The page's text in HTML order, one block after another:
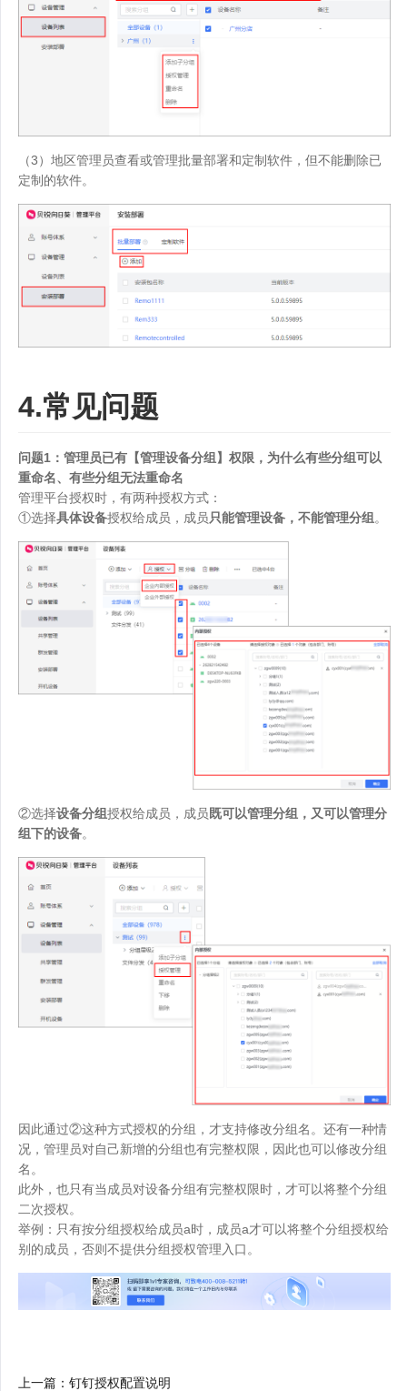
（3）地区管理员查看或管理批量部署和定制软件，但不能删除已
定制的软件。
4.常见问题
问题1：管理员已有【管理设备分组】权限，为什么有些分组可以
重命名、有些分组无法重命名
管理平台授权时，有两种授权方式：
①选择具体设备授权给成员，成员只能管理设备，不能管理分组 。
②选择设备分组授权给成员，成员既可以管理分组，又可以管理分
组下的设备。
因此通过②这种方式授权的分组，才支持修改分组名。还有一种情
况，管理员对自己新增的分组也有完整权限，因此也可以修改分组
名。
此外，也只有当成员对设备分组有完整权限时，才可以将整个分组
二次授权。
举例：只有按分组授权给成员a时，成员a才可以将整个分组授权给
别的成员，否则不提供分组授权管理入口。
上一篇 ：钉钉授权配置说明